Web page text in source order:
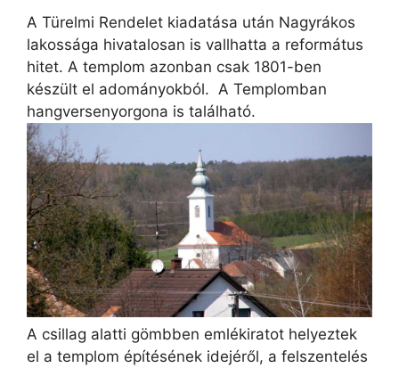
A Türelmi Rendelet kiadatása után Nagyrákos
lakossága hivatalosan is vallhatta a református
hitet. A templom azonban csak 1801-ben
készült el adományokból. A Templomban
hangversenyorgona is található.
A csillag alatti gömbben emlékiratot helyeztek
el a templom építésének idejéről, a felszentelés